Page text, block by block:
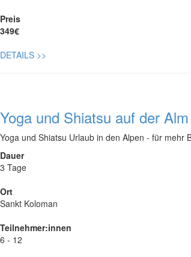
Preis
349€
DETAILS >>
Yoga und Shiatsu auf der Alm
Yoga und Shiatsu Urlaub in den Alpen - für mehr
Dauer
3 Tage
Ort
Sankt Koloman
Teilnehmer:innen
6 - 12